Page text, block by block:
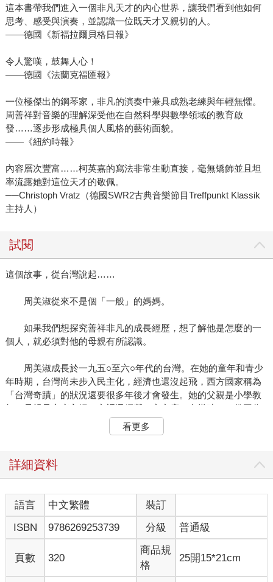
這本書帶我們進入一個非凡天才的內心世界，讓我們看到他如何
思考、感受與演奏，並認識一位既天才又親切的人。
——德國《新福拉爾貝格日報》
令人驚嘆，鼓舞人心！
——德國《法蘭克福匯報》
一位極傑出的鋼琴家，非凡的演奏中兼具成熟老練與年輕無懼。
周善祥對音樂的理解深受他在自然科學與數學領域的教育啟
發……逐步形成極具個人風格的藝術面貌。
——《紐約時報》
內容層次豐富……柯英嘉的寫法非常生動直接，毫無矯飾並且坦
率流露她對這位天才的敬佩。
──Christoph Vratz（德國SWR2古典音樂節目Treffpunkt Klassik
主持人）
試閱
這個故事，從台灣說起……
周美淑從來不是個「一般」的媽媽。
如果我們想探究善祥非凡的成長經歷，想了解他是怎麼的一
個人，就必須對他的母親有所認識。
周美淑成長於一九五○至六○年代的台灣。在她的童年和青少
年時期，台灣尚未步入民主化，經濟也還沒起飛，西方國家稱為
「台灣奇蹟」的狀況還要很多年後才會發生。她的父親是小學教
師，母親是家庭主婦，家裡還經營一家商店。在當時，一份工作
多台灣年輕人的夢想。這些年輕人非常用功，立志考上台灣的頂
她考上台灣一流的清華大學，這所學校至今仍以自然科學和
科技研究為教學重點。她在清華化學系取得了學士學位。當年同
學記得她非常機智風趣，平時對功課並不特別認真，卻永遠名列
前茅。後來她拿到了留學美國的獎學金，於是在二十二歲時收拾
起行囊，飛往紐約。
看更多
詳細資料
語言 中文繁體
裝訂
ISBN
9786269253739 分級 普通級
頁數 320
商品規
格
25開15*21cm